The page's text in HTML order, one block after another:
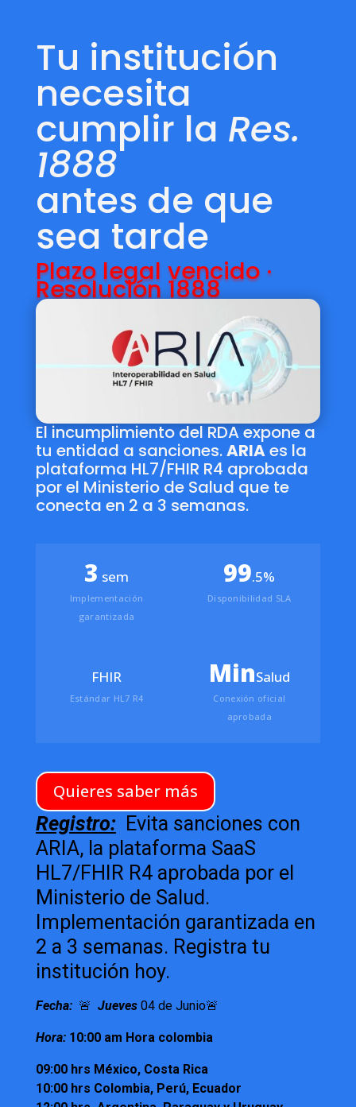
Tu institución
necesita
cumplir la Res.
1888
antes de que
sea tarde
Plazo legal vencido ·
Resolución 1888
El incumplimiento del RDA expone a
tu entidad a sanciones.ARIAes la
plataforma HL7/FHIR R4 aprobada
por el Ministerio de Salud que te
conecta en 2 a 3 semanas.
3 sem
Implementación
garantizada
99.5%
Disponibilidad SLA
FHIR
Estándar HL7 R4
MinSalud
Conexión oficial
aprobada
Quieres saber más